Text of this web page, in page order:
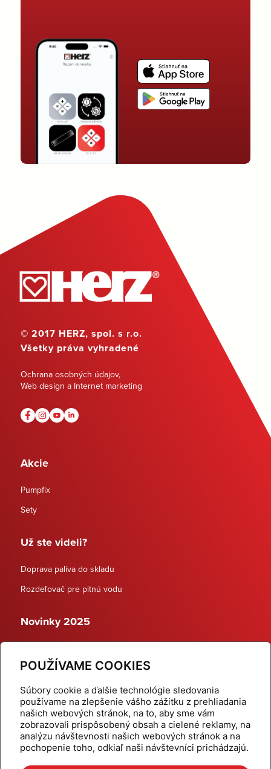
POUŽÍVAME COOKIES
Súbory cookie a ďalšie technológie sledovania
používame na zlepšenie vášho zážitku z prehliadania
našich webových stránok, na to, aby sme vám
zobrazovali prispôsobený obsah a cielené reklamy, na
analýzu návštevnosti našich webových stránok a na
pochopenie toho, odkiaľ naši návštevníci prichádzajú.
© 2017 HERZ, spol. s r.o.
Všetky práva vyhradené
Ochrana osobných údajov,
Web design a Internet marketing
Akcie
Pumpfix
Sety
Už ste videli?
Doprava paliva do skladu
Rozdeľovač pre pitnú vodu
Novinky 2025
Dynamické termostatické ventily
Domov
Produkty
Aktuality
Odber šikovné tipy